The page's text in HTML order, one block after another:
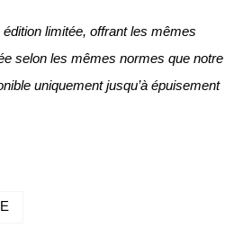
limitée, offrant les mêmes
selon les mêmes normes que notre
uniquement jusqu’à épuisement